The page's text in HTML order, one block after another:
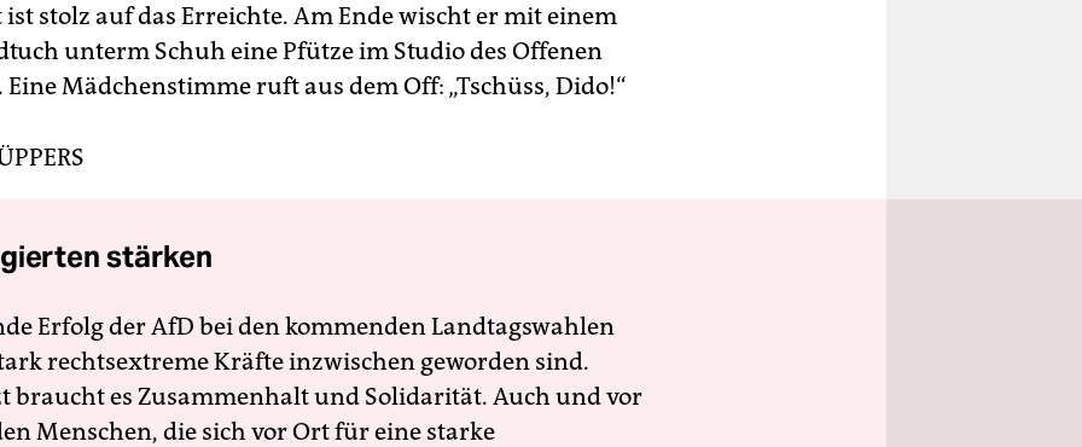
ist stolz auf das Erreichte. Am Ende wischt er mit einem
unterm Schuh eine Pfütze im Studio des Offenen
Mädchenstimme ruft aus dem Off: „Tschüss, Dido!“
stärken
Erfolg der AfD bei den kommenden Landtagswahlen
rechtsextreme Kräfte inzwischen geworden sind.
braucht es Zusammenhalt und Solidarität. Auch und vor
Menschen, die sich vor Ort für eine starke